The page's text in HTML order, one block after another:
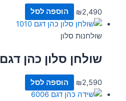
₪2,490 הוספה לסל
שולחנות סלון
שולחן סלון כהן דגם 1010
₪2,590 הוספה לסל